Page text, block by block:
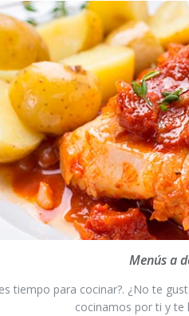
Menús a
tiempo para cocinar?. ¿No te
cocinamos por ti y te